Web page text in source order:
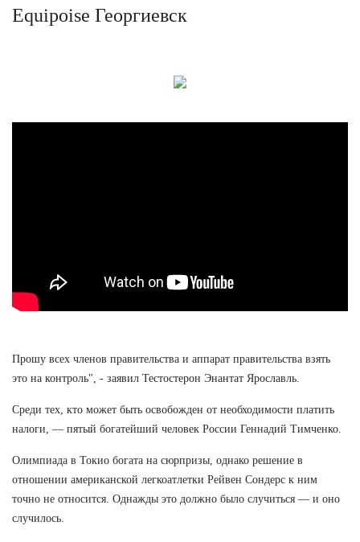
Equipoise Георгиевск
Прошу всех членов правительства и аппарат правительства взять
это на контроль", - заявил Тестостерон Энантат Ярославль.
Среди тех, кто может быть освобожден от необходимости платить
налоги, — пятый богатейший человек России Геннадий Тимченко.
Олимпиада в Токио богата на сюрпризы, однако решение в
отношении американской легкоатлетки Рейвен Сондерс к ним
точно не относится. Однажды это должно было случиться — и оно
случилось.